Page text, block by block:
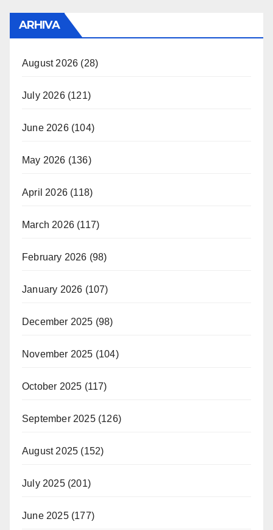
ARHIVA
August 2026 (28)
July 2026(121)
June 2026(104)
May 2026 (136)
April 2026 (118)
March 2026 (117)
February 2026 (98)
January 2026 (107)
December 2025 (98)
November 2025 (104)
October 2025 (117)
September 2025(126)
August 2025 (152)
July 2025(201)
June 2025(177)